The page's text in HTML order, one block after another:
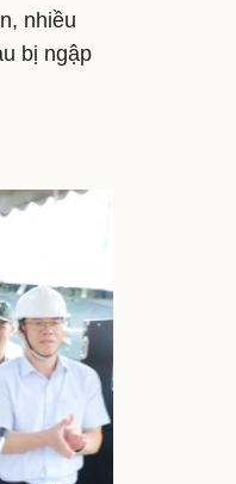
nhiều
bị ngập